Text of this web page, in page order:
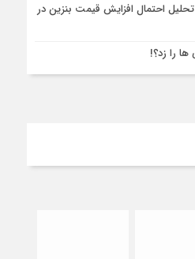
احتمال افزایش قیمت بنزین در
را زد؟!